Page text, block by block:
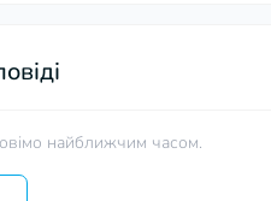
найближчим часом.